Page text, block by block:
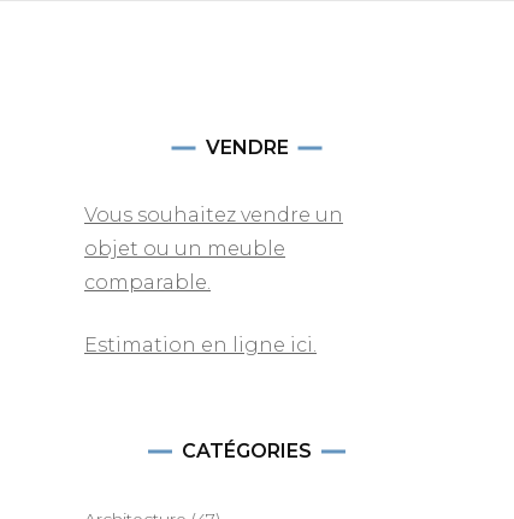
VENDRE
Vous souhaitez vendre un
objet ou un meuble
comparable.
Estimation en ligne ici.
CATÉGORIES